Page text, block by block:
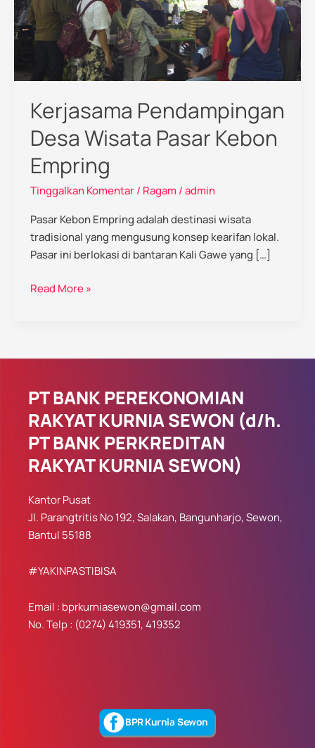
Kerjasama Pendampingan
Desa Wisata Pasar Kebon
Empring
Tinggalkan Komentar / Ragam /admin
Pasar Kebon Empring adalah destinasi wisata
tradisional yang mengusung konsep kearifan lokal.
Pasar ini berlokasi di bantaran Kali Gawe yang […]
Empring
Read More »
PT BANK PEREKONOMIAN
RAKYAT KURNIA SEWON (d/h.
PT BANK PERKREDITAN
RAKYAT KURNIA SEWON)
Kantor Pusat
Jl. Parangtritis No 192, Salakan, Bangunharjo, Sewon,
Bantul 55188
#YAKINPASTIBISA
Email : bprkurniasewon@gmail.com
No. Telp : (0274) 419351, 419352